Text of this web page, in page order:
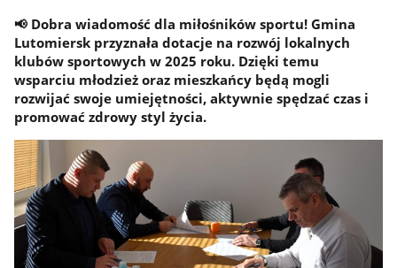
📢 Dobra wiadomość dla miłośników sportu! Gmina
Lutomiersk przyznała dotacje na rozwój lokalnych
klubów sportowych w 2025 roku. Dzięki temu
wsparciu młodzież oraz mieszkańcy będą mogli
rozwijać swoje umiejętności, aktywnie spędzać czas i
promować zdrowy styl życia.